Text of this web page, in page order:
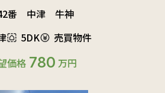
番 中津 牛神
5DK
売買物件
価格 780 万円